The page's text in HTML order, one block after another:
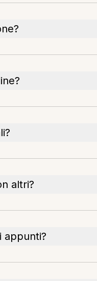
altri?
appunti?